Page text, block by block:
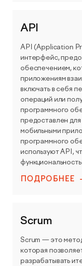
API
API (Application
интерфейс,
обеспечением,
приложениям
включать в себя
операций или
программного
предоставлен
мобильными
программного
используют API,
ПОДРОБНЕЕ
Scrum
Scrum — это
которая
разрабатывать